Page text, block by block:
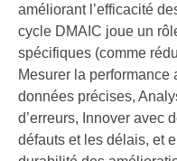
améliorant l’efficacité
cycle DMAIC joue un
spécifiques (comme
Mesurer la
données précises,
d’erreurs, Innover avec
défauts et les délais, et